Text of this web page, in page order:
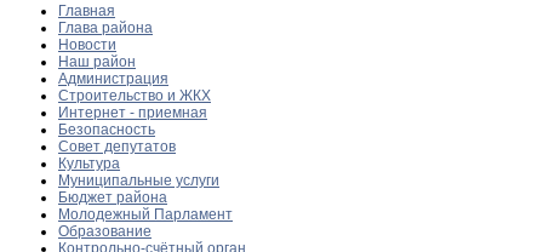
Главная
Глава района
Новости
Наш район
Администрация
Строительство и ЖКХ
Интернет - приемная
Безопасность
Совет депутатов
Культура
Муниципальные услуги
Бюджет района
Молодежный Парламент
Образование
Контрольно-счётный орган